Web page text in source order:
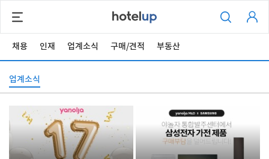
채용 인재 업계소식 구매/견적 부동산
업계소식